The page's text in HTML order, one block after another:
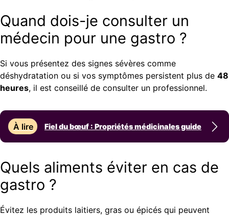
Quand dois-je consulter un
médecin pour une gastro ?
Si vous présentez des signes sévères comme
déshydratation ou si vos symptômes persistent plus de 48
heures, il est conseillé de consulter un professionnel.
À lire Fiel du bœuf : Propriétés médicinales guide
Quels aliments éviter en cas de
gastro ?
Évitez les produits laitiers, gras ou épicés qui peuvent